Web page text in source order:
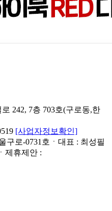
242, 7층 703호(구로동,한
[사업자정보확인]
구로-0731호ㆍ대표 : 최성필
제휴제안 :